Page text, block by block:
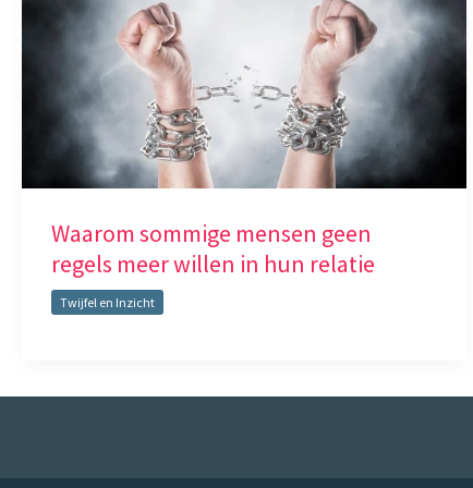
Waarom sommige mensen geen
regels meer willen in hun relatie
Twijfel en Inzicht